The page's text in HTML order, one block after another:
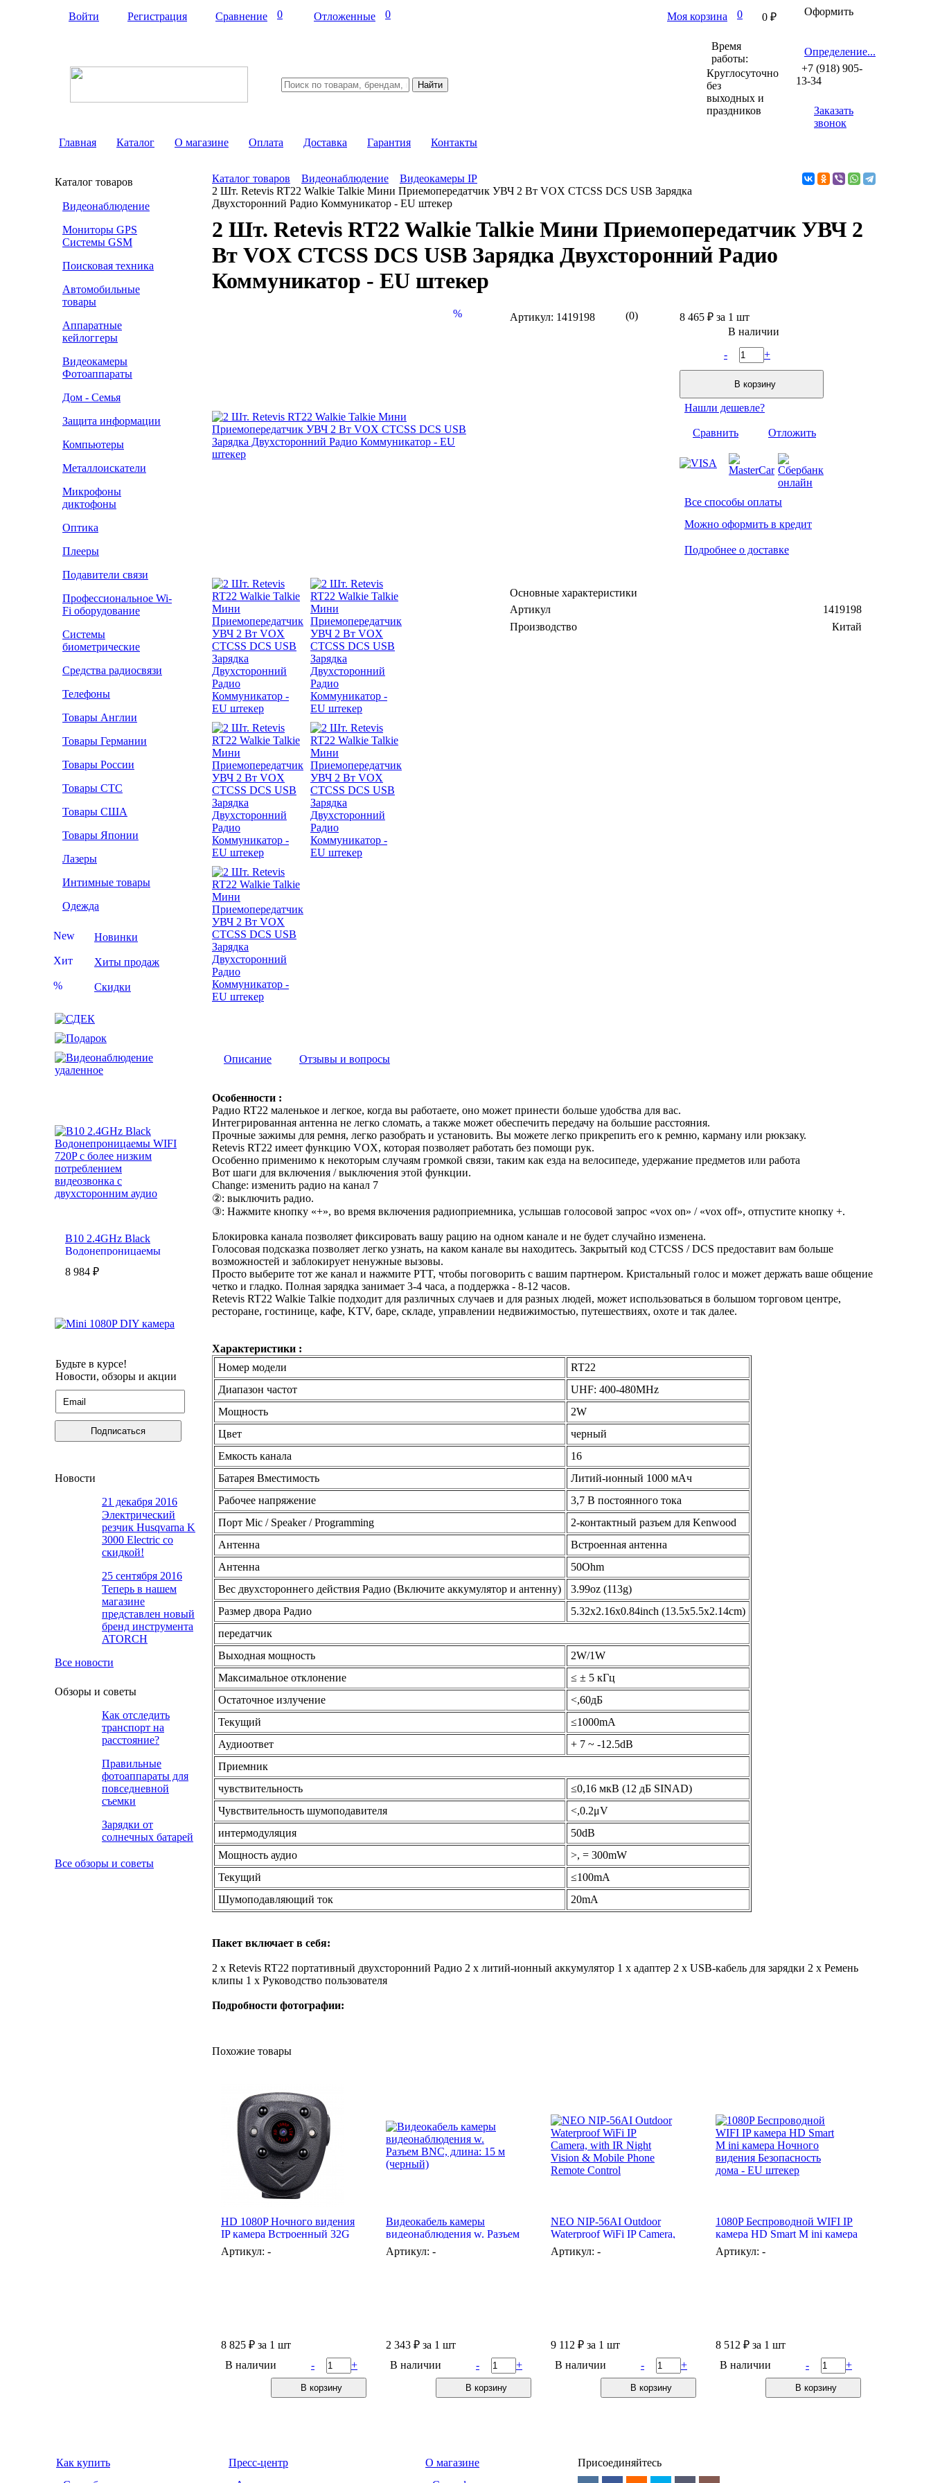
Время
работы:
Круглосуточно
без
выходных и
праздников
Определение...
+7 (918) 905-
13-34
Заказать
звонок
Главная
Каталог О магазине Оплата Доставка Гарантия Контакты
Каталог товаров
Видеонаблюдение
Мониторы GPS
Системы GSM
Поисковая техника
Автомобильные
товары
Аппаратные
кейлоггеры
Видеокамеры
Фотоаппараты
Дом - Семья
Защита информации
Компьютеры
Металлоискатели
Микрофоны
диктофоны
Оптика
Плееры
Подавители связи
Профессиональное Wi-
Fi оборудование
Системы
биометрические
Средства радиосвязи
Телефоны
Товары Англии
Товары Германии
Товары России
Товары СТС
Товары США
Товары Японии
Лазеры
Интимные товары
Одежда
New
Новинки
Хит
Хиты продаж
%
Скидки
B10 2.4GHz Black
Водонепроницаемы
низким потреблением
8 984 ₽
Mini 1080P DIY камера
Модуль Объектив
TF Card Motion Detect
720p HD беспроводной
WiFi IP-камера системы
видеонаблюдения
ребенка домашнее
камеры
₽
CES NEWS '1080P
Беспроводной WIFI IR
Cut Security IP камера
Интеллектуальное
Наблюдение камера
Будьте в курсе!
Новости, обзоры и акции
Подписаться
Новости
21 декабря 2016
Электрический
резчик Husqvarna K
3000 Electric со
скидкой!
25 сентября 2016
Теперь в нашем
магазине
представлен новый
бренд инструмента
ATORCH
Все новости
Обзоры и советы
Как отследить
транспорт на
расстояние?
Правильные
фотоаппараты для
повседневной
съемки
Зарядки от
солнечных батарей
Все обзоры и советы
Каталог товаров Видеонаблюдение
Видеокамеры IP
2 Шт. Retevis RT22 Walkie Talkie Мини Приемопередатчик УВЧ 2 Вт VOX CTCSS DCS USB Зарядка
Двухсторонний Радио Коммуникатор - EU штекер
2 Шт. Retevis RT22 Walkie Talkie Мини Приемопередатчик УВЧ 2
Вт VOX CTCSS DCS USB Зарядка Двухсторонний Радио
Коммуникатор - EU штекер
% Артикул: 1419198 (0) 8 465 ₽ за 1 шт
В наличии
-
+
В корзину
Нашли дешевле?
Сравнить Отложить
Все способы оплаты
Можно оформить в кредит
Подробнее о доставке
Основные характеристики
Артикул
1419198
Производство
Китай
Описание Отзывы и вопросы
Особенности :
Радио RT22 маленькое и легкое, когда вы работаете, оно может принести больше удобства для вас.
Интегрированная антенна не легко сломать, а также может обеспечить передачу на большие расстояния.
Прочные зажимы для ремня, легко разобрать и установить. Вы можете легко прикрепить его к ремню, карману или рюкзаку.
Retevis RT22 имеет функцию VOX, которая позволяет работать без помощи рук.
Особенно применимо к некоторым случаям громкой связи, таким как езда на велосипеде, удержание предметов или работа
Вот шаги для включения / выключения этой функции.
Change: изменить радио на канал 7
②: выключить радио.
③: Нажмите кнопку «+», во время включения радиоприемника, услышав голосовой запрос «vox on» / «vox off», отпустите кнопку +.
Блокировка канала позволяет фиксировать вашу рацию на одном канале и не будет случайно изменена.
Голосовая подсказка позволяет легко узнать, на каком канале вы находитесь. Закрытый код CTCSS / DCS предоставит вам больше
возможностей и заблокирует ненужные вызовы.
Просто выберите тот же канал и нажмите PTT, чтобы поговорить с вашим партнером. Кристальный голос и может держать ваше общение
четко и гладко. Полная зарядка занимает 3-4 часа, а поддержка - 8-12 часов.
Retevis RT22 Walkie Talkie подходит для различных случаев и для разных людей, может использоваться в большом торговом центре,
ресторане, гостинице, кафе, KTV, баре, складе, управлении недвижимостью, путешествиях, охоте и так далее.
Характеристики :
Номер модели
RT22
Диапазон частот
UHF: 400-480MHz
Мощность
2W
Цвет
черный
Емкость канала
16
Батарея Вместимость
Литий-ионный 1000 мАч
Рабочее напряжение
3,7 В постоянного тока
Порт Mic / Speaker / Programming
2-контактный разъем для Kenwood
Антенна
Встроенная антенна
Антенна
50Ohm
Вес двухстороннего действия Радио (Включите аккумулятор и антенну)
3.99oz (113g)
Размер двора Радио
5.32x2.16x0.84inch (13.5x5.5x2.14cm)
передатчик
Выходная мощность
2W/1W
Максимальное отклонение
≤ ± 5 кГц
Остаточное излучение
<,60дБ
Текущий
≤1000mA
Аудиоответ
+ 7 ~ -12.5dB
Приемник
чувствительность
≤0,16 мкВ (12 дБ SINAD)
Чувствительность шумоподавителя
<,0.2μV
интермодуляция
50dB
Мощность аудио
>, = 300mW
Текущий
≤100mA
Шумоподавляющий ток
20mA
Пакет включает в себя:
2 х Retevis RT22 портативный двухсторонний Радио 2 х литий-ионный аккумулятор 1 х адаптер 2 х USB-кабель для зарядки 2 х Ремень
клипы 1 х Руководство пользователя
Подробности фотографии:
Похожие товары
HD 1080P Ночного видения
IP камера Встроенный 32G
Артикул: -
8 825 ₽ за 1 шт
В наличии
- +
В корзину
Видеокабель камеры
видеонаблюдения w. Разъем
BNC, длина: 15 м (черный)
Артикул: -
2 343 ₽ за 1 шт
В наличии
- +
В корзину
NEO NIP-56AI Outdoor
Waterproof WiFi IP Camera,
with IR Night Vision & Mobile
Phone Remote Control
Артикул: -
9 112 ₽ за 1 шт
В наличии
- +
В корзину
1080P Беспроводной WIFI IP
камера HD Smart M ini камера
Ночного видения
Безопасность дома - EU
Артикул: -
8 512 ₽ за 1 шт
В наличии
- +
В корзину
Как купить
Пресс-центр
О магазине
Присоединяйтесь
Войти Регистрация Сравнение 0 Отложенные 0 Моя корзина 0 0 ₽ Оформить